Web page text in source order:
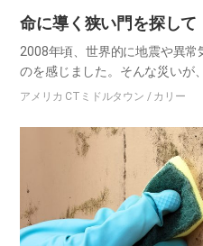
命に導く狭い門を探して
2008年頃、世界的に地震や異
のを感じました。そんな災いが
われるという聖書の預言を聞い
生も生…
アメリカ CTミドルタウン / カリー